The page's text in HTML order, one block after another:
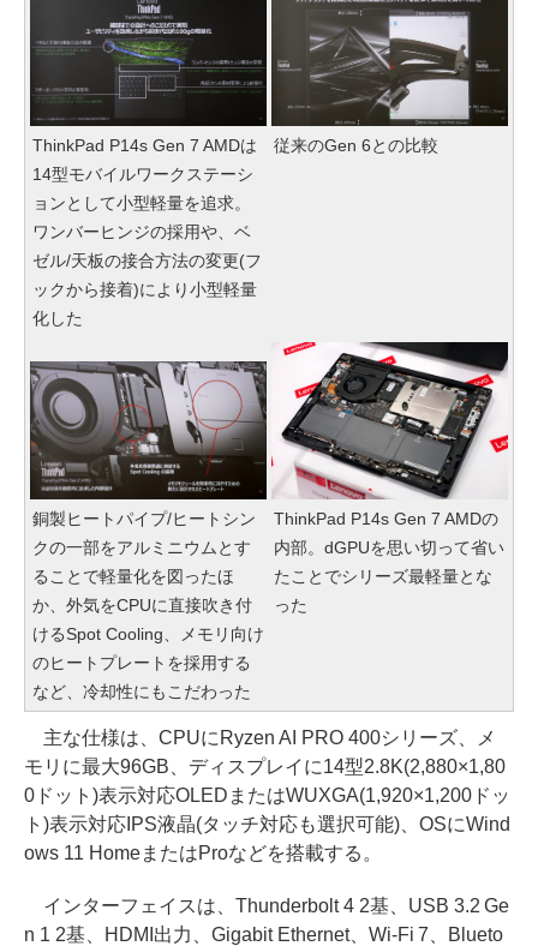
ThinkPad P14s Gen 7 AMDは
14型モバイルワークステーシ
ョンとして小型軽量を追求。
ワンバーヒンジの採用や、ベ
ゼル/天板の接合方法の変更(フ
ックから接着)により小型軽量
化した
従来のGen 6との比較
銅製ヒートパイプ/ヒートシン
クの一部をアルミニウムとす
ることで軽量化を図ったほ
か、外気をCPUに直接吹き付
けるSpot Cooling、メモリ向け
のヒートプレートを採用する
など、冷却性にもこだわった
ThinkPad P14s Gen 7 AMDの
内部。dGPUを思い切って省い
たことでシリーズ最軽量とな
った
主な仕様は、CPUにRyzen AI PRO 400シリーズ、メ
モリに最大96GB、ディスプレイに14型2.8K(2,880×1,80
0ドット)表示対応OLEDまたはWUXGA(1,920×1,200ドッ
ト)表示対応IPS液晶(タッチ対応も選択可能)、OSにWind
ows 11 HomeまたはProなどを搭載する。
インターフェイスは、Thunderbolt 4 2基、USB 3.2 Ge
n 1 2基、HDMI出力、Gigabit Ethernet、Wi-Fi 7、Blueto